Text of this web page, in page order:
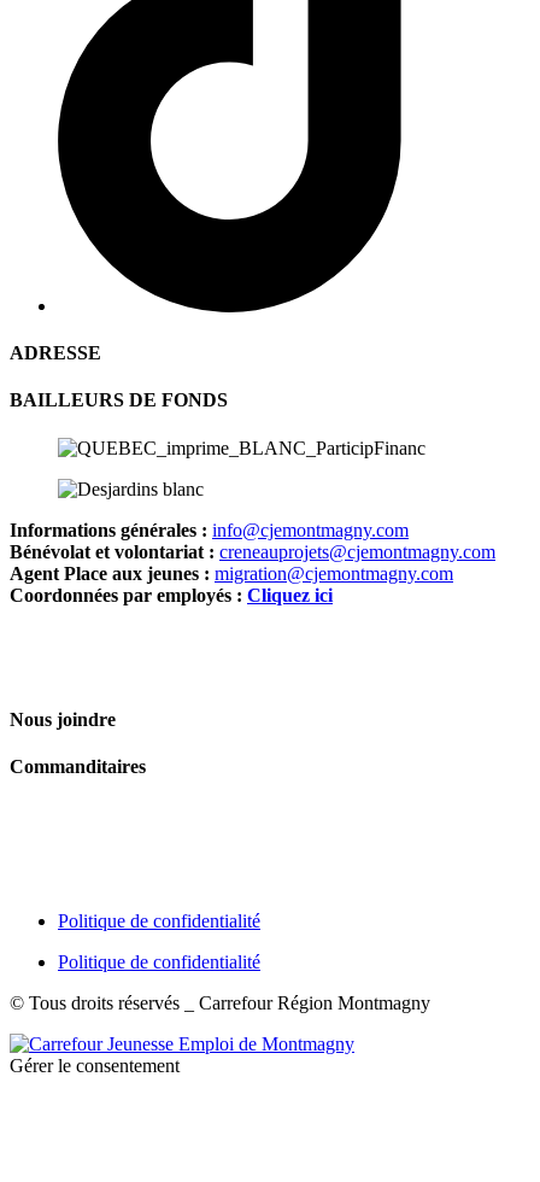
ADRESSE
BAILLEURS DE FONDS
Informations générales : info@cjemontmagny.com
Bénévolat et volontariat : creneauprojets@cjemontmagny.com
Agent Place aux jeunes : migration@cjemontmagny.com
Coordonnées par employés : Cliquez ici
Nous joindre
Commanditaires
Politique de confidentialité
Politique de confidentialité
© Tous droits réservés _ Carrefour Région Montmagny
Gérer le consentement